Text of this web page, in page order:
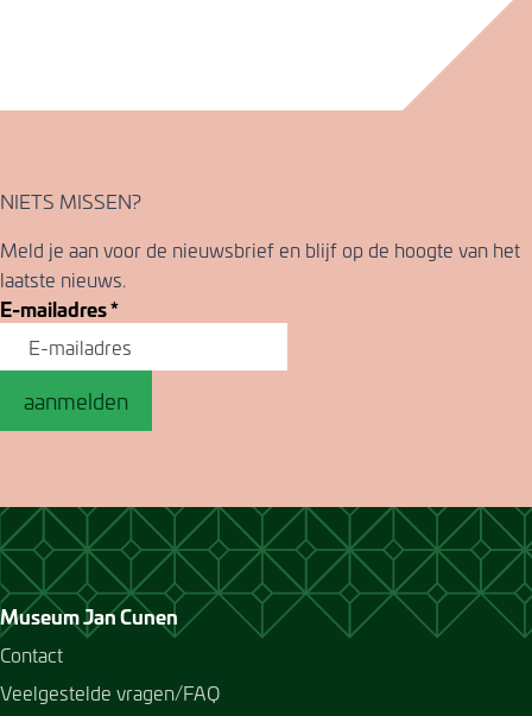
NIETS MISSEN?
Meld je aan voor de nieuwsbrief en blijf op de hoogte van het
laatste nieuws.
E-mailadres*
aanmelden
Museum Jan Cunen
Contact
Veelgestelde vragen/FAQ